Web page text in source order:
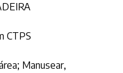
CTPS
Manusear,